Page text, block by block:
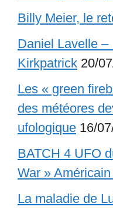
Billy Meier, le
Daniel Lavelle –
Kirkpatrick 20/
Les « green
des météores
ufologique 16/
BATCH 4 UFO
War »
La maladie de